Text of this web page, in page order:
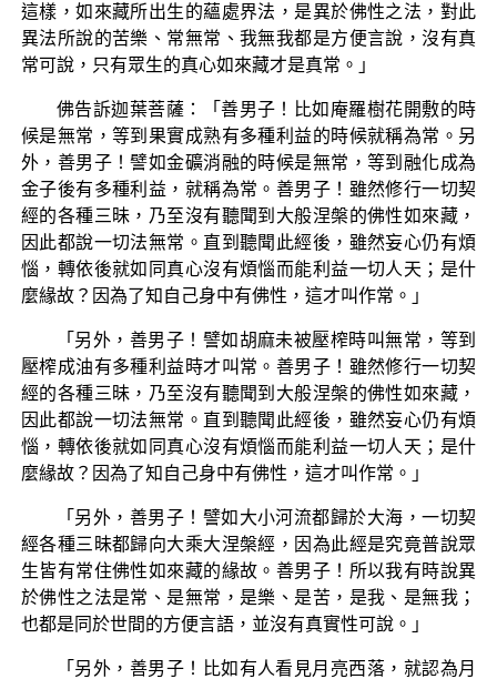
這樣，如來藏所出生的蘊處界法，是異於佛性之法，對此
異法所說的苦樂、常無常、我無我都是方便言說，沒有真
常可說，只有眾生的真心如來藏才是真常。」
佛告訴迦葉菩薩：「善男子！比如庵羅樹花開敷的時
候是無常，等到果實成熟有多種利益的時候就稱為常。另
外，善男子！譬如金礦消融的時候是無常，等到融化成為
金子後有多種利益，就稱為常。善男子！雖然修行一切契
經的各種三昧，乃至沒有聽聞到大般涅槃的佛性如來藏，
因此都說一切法無常。直到聽聞此經後，雖然妄心仍有煩
惱，轉依後就如同真心沒有煩惱而能利益一切人天；是什
麼緣故？因為了知自己身中有佛性，這才叫作常。」
「另外，善男子！譬如胡麻未被壓榨時叫無常，等到
壓榨成油有多種利益時才叫常。善男子！雖然修行一切契
經的各種三昧，乃至沒有聽聞到大般涅槃的佛性如來藏，
因此都說一切法無常。直到聽聞此經後，雖然妄心仍有煩
惱，轉依後就如同真心沒有煩惱而能利益一切人天；是什
麼緣故？因為了知自己身中有佛性，這才叫作常。」
「另外，善男子！譬如大小河流都歸於大海，一切契
經各種三昧都歸向大乘大涅槃經，因為此經是究竟普說眾
生皆有常住佛性如來藏的緣故。善男子！所以我有時說異
於佛性之法是常、是無常，是樂、是苦，是我、是無我；
也都是同於世間的方便言語，並沒有真實性可說。」
「另外，善男子！比如有人看見月亮西落，就認為月